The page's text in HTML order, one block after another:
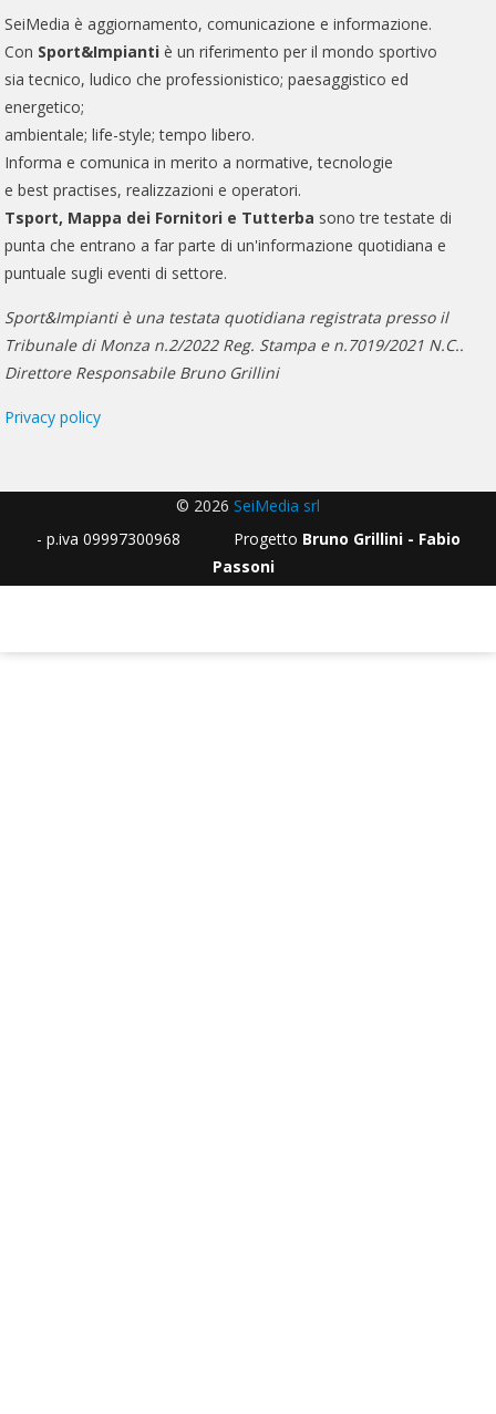
SeiMedia è aggiornamento, comunicazione e informazione.
Con Sport&Impianti è un riferimento per il mondo sportivo
sia tecnico, ludico che professionistico; paesaggistico ed
energetico;
ambientale; life-style; tempo libero.
Informa e comunica in merito a normative, tecnologie
e best practises, realizzazioni e operatori.
Tsport, Mappa dei Fornitori e Tutterba sono tre testate di
punta che entrano a far parte di un'informazione quotidiana e
puntuale sugli eventi di settore.
Sport&Impianti è una testata quotidiana registrata presso il
Tribunale di Monza n.2/2022 Reg. Stampa e n.7019/2021 N.C..
Direttore Responsabile Bruno Grillini
Privacy policy
© 2026 SeiMedia srl
- p.iva 09997300968 Progetto Bruno Grillini - Fabio
Passoni